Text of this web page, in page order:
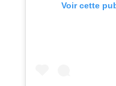
Voir cette